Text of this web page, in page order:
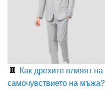
Как дрехите влияят на
самочувствието на мъжа?